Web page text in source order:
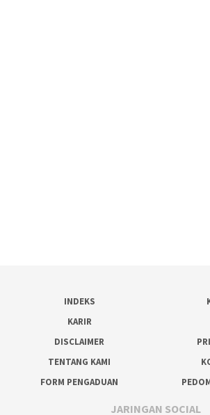
INDEKS
KARIR
DISCLAIMER
TENTANG KAMI
FORM PENGADUAN
JARINGAN SOCIAL